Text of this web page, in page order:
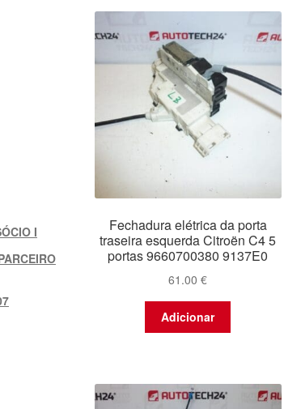
Fechadura elétrica da porta
traseira esquerda Citroën C4 5
portas 9660700380 9137E0
61.00€
Adicionar
I